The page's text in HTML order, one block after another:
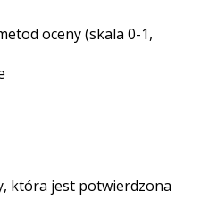
oceny (skala 0-1,
która jest potwierdzona